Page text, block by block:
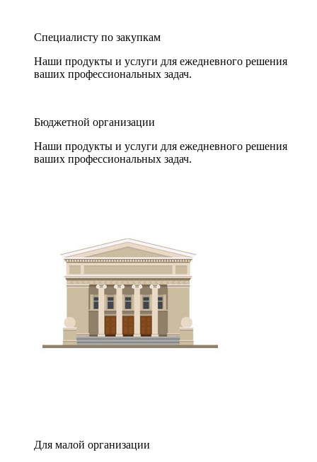
Специалисту по закупкам
Наши продукты и услуги для ежедневного решения
ваших профессиональных задач.
Бюджетной организации
Наши продукты и услуги для ежедневного решения
ваших профессиональных задач.
Для малой организации